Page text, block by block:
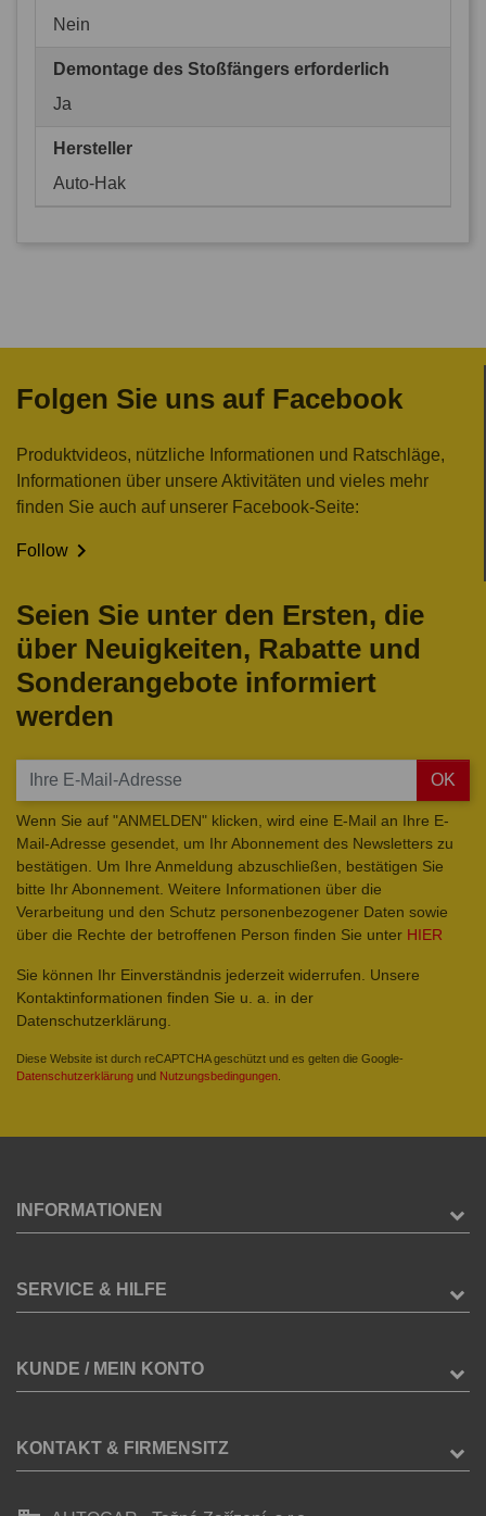
Nein
Demontage des Stoßfängers erforderlich
Ja
Hersteller
Auto-Hak
Folgen Sie uns auf Facebook
Produktvideos, nützliche Informationen und Ratschläge,
Informationen über unsere Aktivitäten und vieles mehr
finden Sie auch auf unserer Facebook-Seite:
Follow 
Seien Sie unter den Ersten, die
über Neuigkeiten, Rabatte und
Sonderangebote informiert
werden
OK
Wenn Sie auf "ANMELDEN" klicken, wird eine E-Mail an Ihre E-
Mail-Adresse gesendet, um Ihr Abonnement des Newsletters zu
bestätigen. Um Ihre Anmeldung abzuschließen, bestätigen Sie
bitte Ihr Abonnement. Weitere Informationen über die
Verarbeitung und den Schutz personenbezogener Daten sowie
über die Rechte der betroffenen Person finden Sie unter HIER
Sie können Ihr Einverständnis jederzeit widerrufen. Unsere
Kontaktinformationen finden Sie u. a. in der
Datenschutzerklärung.
Diese Website ist durch reCAPTCHA geschützt und es gelten die Google-
Datenschutzerklärung und Nutzungsbedingungen
INFORMATIONEN
SERVICE & HILFE
KUNDE / MEIN KONTO
KONTAKT & FIRMENSITZ